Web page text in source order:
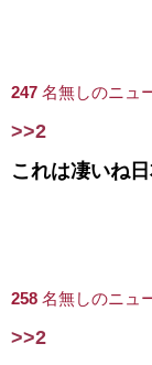
247 名無しのニュ
>>2
これは凄いね
258 名無しのニュ
>>2